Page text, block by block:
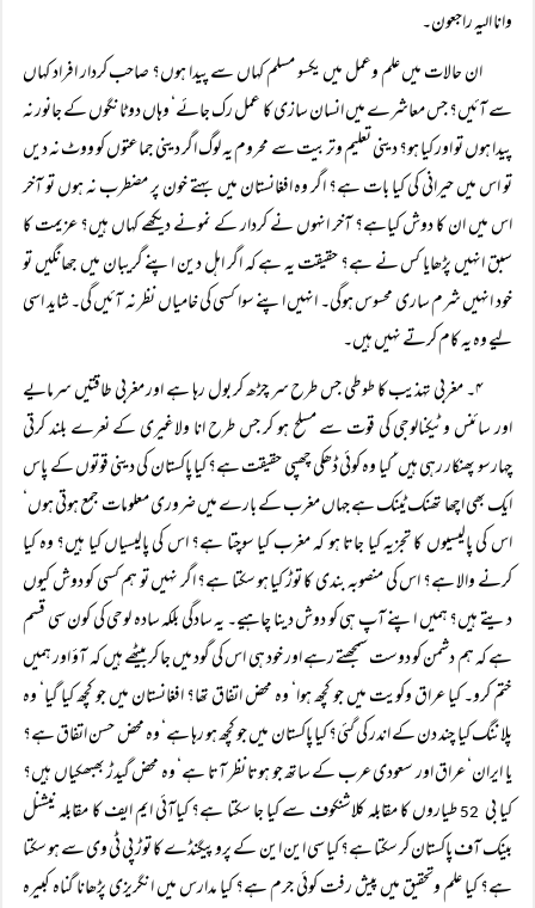
وانا الیہ راجعون۔
ان حالات میں علم وعمل میں یکسو مسلم کہاں سے پیدا ہوں؟ صاحب کردار افراد کہاں
سے آئیں؟ جس معاشرے میں انسان سازی کا عمل رک جائے‘ وہاں دو ٹانگوں کے جانور نہ
پیدا ہوں تو اور کیا ہو؟ دینی تعلیم وتربیت سے محروم یہ لوگ اگر دینی جماعتوں کو ووٹ نہ دیں
تو اس میں حیرانی کی کیا بات ہے؟ اگر وہ افغانستان میں بہتے خون پر مضطرب نہ ہوں تو آخر
اس میں ان کا دوش کیاہے؟ آخر انہوں نے کردار کے نمونے دیکھے کہاں ہیں؟ عزیمت کا
سبق انہیں پڑھایا کس نے ہے؟ حقیقت یہ ہے کہ اگر اہل دین اپنے گریبان میں جھانگیں تو
خود انہیں شرم ساری محسوس ہوگی۔ انہیں اپنے سوا کسی کی خامیاں نظر نہ آئیں گی۔ شاید اسی
لیے وہ یہ کام کرتے نہیں ہیں۔
۴۔ مغربی تہذیب کا طوطی جس طرح سر چڑھ کر بول رہا ہے اور مغربی طاقتیں سرمایے
اور سائنس وٹیکنالوجی کی قوت سے مسلح ہو کر جس طرح انا ولاغیری کے نعرے بلند کرتی
چہارسو پھنکار رہی ہیں‘ کیا وہ کوئی ڈھکی چھپی حقیقت ہے؟ کیا پاکستان کی دینی قوتوں کے پاس
ایک بھی اچھا تھنک ٹینک ہے جہاں مغرب کے بارے میں ضروری معلومات جمع ہوتی ہوں‘
اس کی پالیسیوں کا تجزیہ کیا جاتا ہو کہ مغرب کیا سوچتا ہے؟ اس کی پالیسیاں کیا ہیں؟ وہ کیا
کرنے والا ہے؟ اس کی منصوبہ بندی کا توڑ کیا ہو سکتا ہے؟ اگر نہیں تو ہم کسی کو دوش کیوں
دیتے ہیں؟ ہمیں اپنے آپ ہی کو دوش دینا چاہیے۔ یہ سادگی بلکہ سادہ لوحی کی کون سی قسم
ہے کہ ہم دشمن کو دوست سمجھتے رہے اور خود ہی اس کی گود میں جا کر بیٹھے ہیں کہ آؤ اور ہمیں
ختم کرو۔ کیا عراق وکویت میں جو کچھ ہوا‘ وہ محض اتفاق تھا؟ افغانستان میں جو کچھ کیا گیا‘ وہ
پلاننگ کیا چند دن کے اندر کی گئی؟ کیا پاکستان میں جو کچھ ہو رہا ہے‘ وہ محض حسن اتفاق ہے؟
یا ایران‘ عراق اور سعودی عرب کے ساتھ جو ہوتا نظر آتا ہے‘ وہ محض گیدڑ بھبھکیاں ہیں؟
کیا بی
طیاروں کا مقابلہ کلاشنکوف سے کیا جا سکتا ہے؟ کیاآئی ایم ایف کا مقابلہ نیشنل
بینک آف پاکستان کر سکتا ہے؟ کیا سی این این کے پروپیگنڈے کا توڑ پی ٹی وی سے ہو سکتا
ہے؟ کیا علم وتحقیق میں پیش رفت کوئی جرم ہے؟ کیا مدارس میں انگریزی پڑھانا گناہ کبیرہ